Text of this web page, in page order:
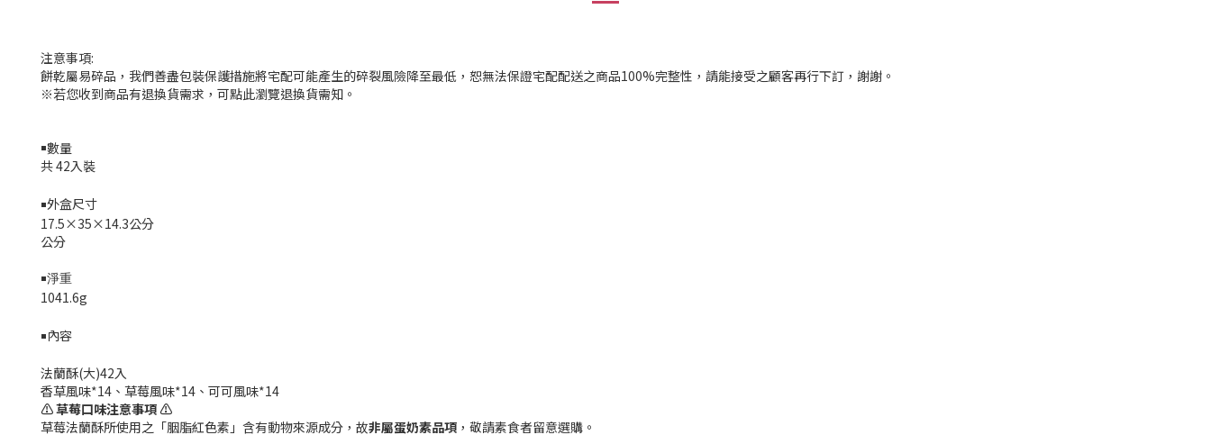
注意事項:
餅乾屬易碎品，我們善盡包裝保護措施將宅配可能產生的碎裂風險降至最低，恕無法保證宅配配送之商品100%完整性，請能接受之顧客再行下訂，謝謝。
※若您收到商品有退換貨需求，可點此瀏覽退換貨需知。
￭數量
共 42入裝
￭外盒尺寸
17.5×35×14.3公分
公分
￭淨重
1041.6g
￭ 內容
法蘭酥(大)42入
香草風味*14、草莓風味*14、可可風味*14
⚠️草莓口味注意事項 ⚠️
草莓法蘭酥所使用之「胭脂紅色素」含有動物來源成分，故非屬蛋奶素品項 ，敬請素食者留意選購。